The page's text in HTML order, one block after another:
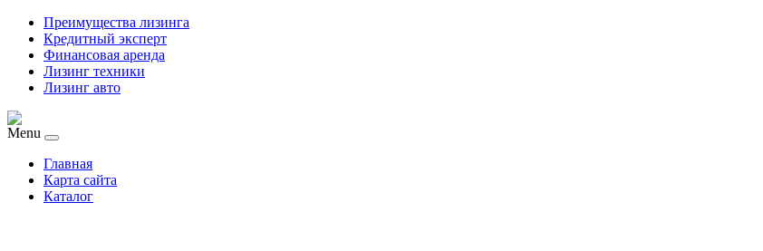
Преимущества лизинга
Кредитный эксперт
Финансовая аренда
Лизинг техники
Лизинг авто
Menu
Главная
Карта сайта
Каталог